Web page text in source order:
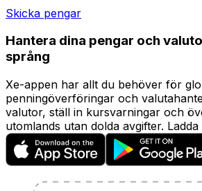
Skicka pengar
Hantera dina pengar och
språng
Xe-appen har allt du behöver för
penningöverföringar och
valutor, ställ in kursvarningar och
utomlands utan dolda avgifter. Ladda